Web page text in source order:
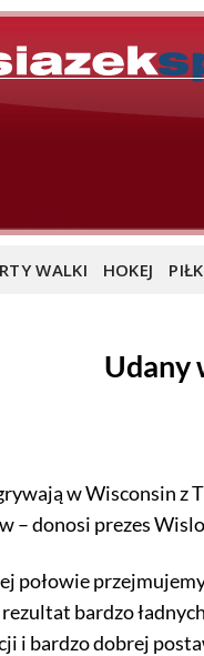
WALKI HOKEJ
Udany
w Wisconsin z
– donosi prezes
połowie
bardzo ładnych
i bardzo dobrej